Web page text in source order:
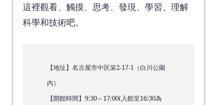
這裡觀看、觸摸、思考、發現、學習、理解
科學和技術吧。
【地址】名古屋市中区栄2-17-1（白川公園
內）
【開館時間】9:30～17:00(入館至16:30為